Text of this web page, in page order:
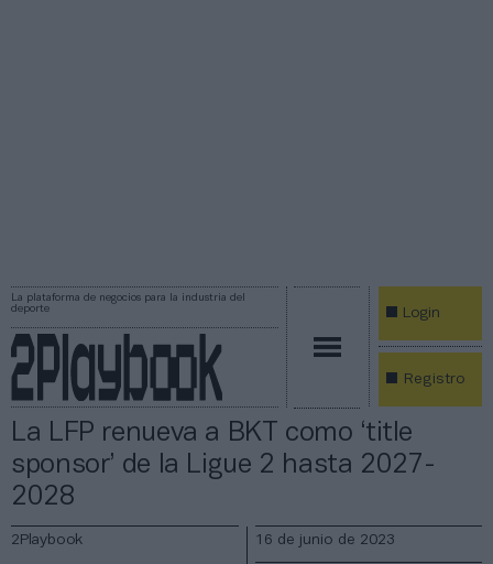
La plataforma de negocios para la industria del
deporte
Login
Registro
La LFP renueva a BKT como ‘title
sponsor’ de la Ligue 2 hasta 2027-
2028
2Playbook 16 de junio de 2023